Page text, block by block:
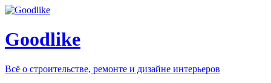
Goodlike
Всё о строительстве, ремонте и дизайне интерьеров